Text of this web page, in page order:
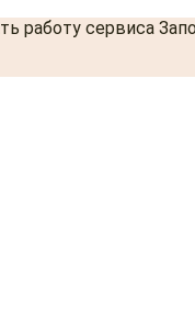
работу сервиса